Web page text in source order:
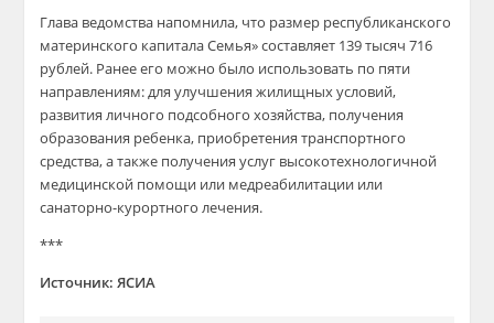
Глава ведомства напомнила, что размер республиканского
материнского капитала Семья» составляет 139 тысяч 716
рублей. Ранее его можно было использовать по пяти
направлениям: для улучшения жилищных условий,
развития личного подсобного хозяйства, получения
образования ребенка, приобретения транспортного
средства, а также получения услуг высокотехнологичной
медицинской помощи или медреабилитации или
санаторно-курортного лечения.
***
Источник: ЯСИА